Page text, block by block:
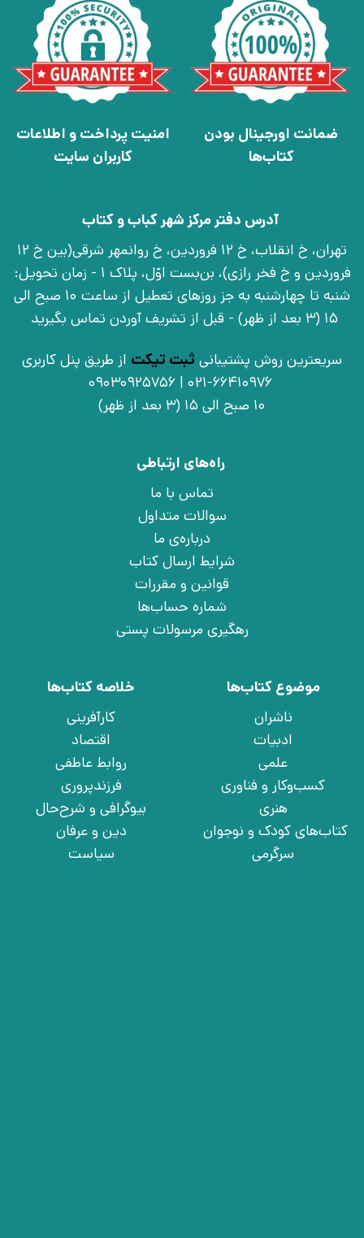
ضمانت اورجینال بودن
کتاب‌ها
امنیت پرداخت و اطلاعات
کاربران سایت
آدرس دفتر مرکز شهر کباب و کتاب
تهران، خ انقلاب، خ 12 فروردین، خ روانمهر شرقی(بین خ 12
فروردین و خ فخر رازی)، بن‌بست اوّل، پلاک 1 - زمان تحویل:
شنبه تا چهارشنبه به جز روزهای تعطیل از ساعت 10 صبح الی
15 (3 بعد از ظهر) - قبل از تشریف آوردن تماس بگیرید
سریعترین روش پشتیبانی ثبت تیکت از طریق پنل کاربری
021-66410976 | 09030925756
10 صبح الی 15 (3 بعد از ظهر)
راه‌های ارتباطی
تماس با ما
سوالات متداول
درباره‌ی ما
شرایط ارسال کتاب
قوانین و مقررات
شماره حساب‌ها
رهگیری مرسولات پستی
موضوع کتاب‌ها
ناشران
ادبیات
علمی
کسب‌وکار و فناوری
هنری
کتاب‌های کودک و نوجوان
سرگرمی
خلاصه کتاب‌ها
کارآفرینی
اقتصاد
روابط عاطفی
فرزندپروری
بیوگرافی و شرح‌حال
دین و عرفان
سیاست